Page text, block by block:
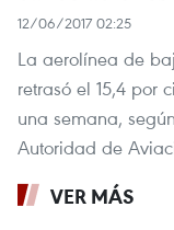
12/06/2017 02:25
La aerolínea de
retrasó el 15,4 por
una semana,
Autoridad de
VER MÁS